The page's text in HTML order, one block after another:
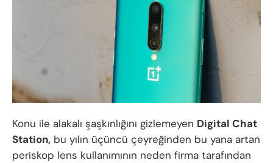
Konu ile alakalı şaşkınlığını gizlemeyen Digital Chat
Station, bu yılın üçüncü çeyreğinden bu yana artan
periskop lens kullanımının neden firma tarafından